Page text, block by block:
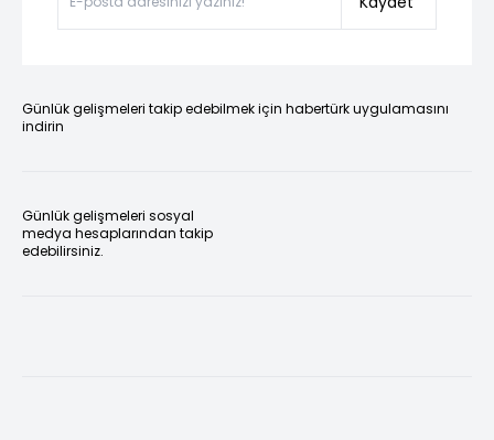
Günlük gelişmeleri takip edebilmek için habertürk uygulamasını
indirin
Günlük gelişmeleri sosyal
medya hesaplarından takip
edebilirsiniz.